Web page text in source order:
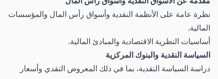
نظرة عامة على الأنظمة النقدية وأسواق رأس المال والمؤسسات
المالية.
أساسيات النظرية الاقتصادية والمبادئ المالية.
السياسة النقدية والبنوك المركزية
دراسة السياسة النقدية، بما في ذلك المعروض النقدي وأسعار